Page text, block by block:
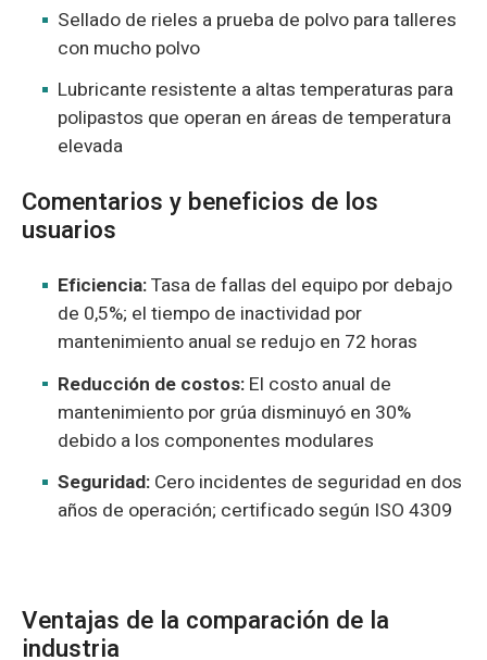
Sellado de rieles a prueba de polvo para talleres
con mucho polvo
Lubricante resistente a altas temperaturas para
polipastos que operan en áreas de temperatura
elevada
Comentarios y beneficios de los
usuarios
Eficiencia:Tasa de fallas del equipo por debajo
de 0,5%; el tiempo de inactividad por
mantenimiento anual se redujo en 72 horas
Reducción de costos: El costo anual de
mantenimiento por grúa disminuyó en 30%
debido a los componentes modulares
Seguridad: Cero incidentes de seguridad en dos
años de operación; certificado según ISO 4309
Ventajas de la comparación de la
industria